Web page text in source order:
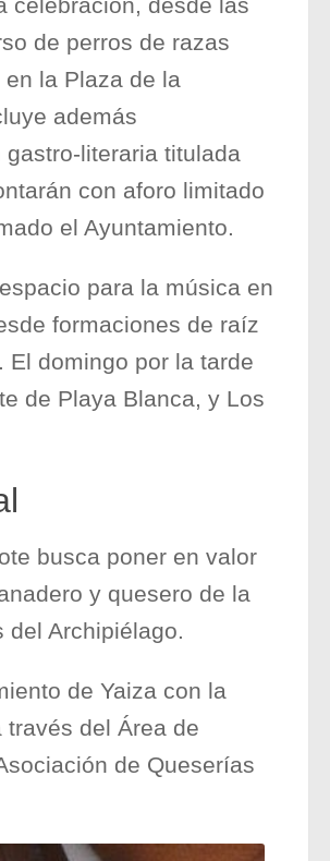
de perros de razas
la Plaza de la
además
literaria titulada
con aforo limitado
el Ayuntamiento.
para la música en
formaciones de raíz
domingo por la tarde
de Playa Blanca, y Los
busca poner en valor
y quesero de la
del Archipiélago.
de Yaiza con la
del Área de
de Queserías